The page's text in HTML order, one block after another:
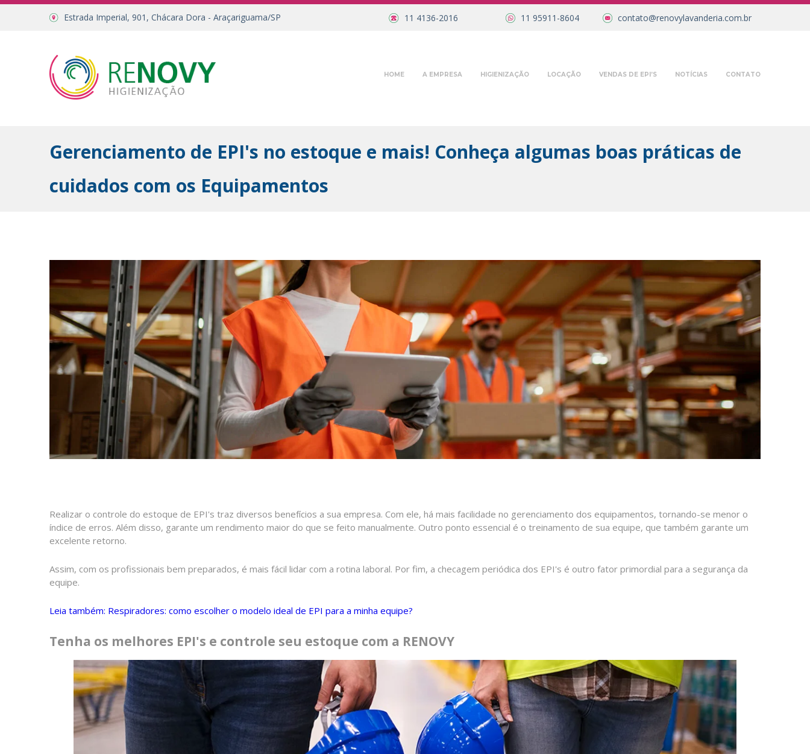
Estrada Imperial, 901, Chácara Dora - Araçariguama/SP 11 4136-2016 11 95911-8604 contato@renovylavanderia.com.br
HOME A EMPRESA HIGIENIZAÇÃO LOCAÇÃO VENDAS DE EPI’S NOTÍCIAS CONTATO
Gerenciamento de EPI's no estoque e mais! Conheça algumas boas práticas de
cuidados com os Equipamentos
Realizar o controle do estoque de EPI's traz diversos benefícios a sua empresa. Com ele, há mais facilidade no gerenciamento dos equipamentos, tornando-se menor o
índice de erros. Além disso, garante um rendimento maior do que se feito manualmente. Outro ponto essencial é o treinamento de sua equipe, que também garante um
excelente retorno.
Assim, com os profissionais bem preparados, é mais fácil lidar com a rotina laboral. Por fim, a checagem periódica dos EPI's é outro fator primordial para a segurança da
equipe.
Leia também: Respiradores: como escolher o modelo ideal de EPI para a minha equipe?
Tenha os melhores EPI's e controle seu estoque com a RENOVY